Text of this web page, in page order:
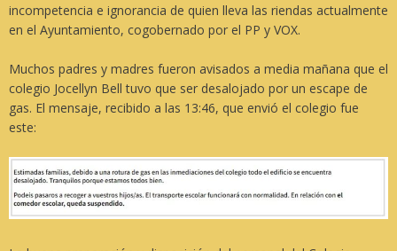
incompetencia e ignorancia de quien lleva las riendas actualmente
en el Ayuntamiento, cogobernado por el PP y VOX.
Muchos padres y madres fueron avisados a media mañana que el
colegio Jocellyn Bell tuvo que ser desalojado por un escape de
gas. El mensaje, recibido a las 13:46, que envió el colegio fue
este: